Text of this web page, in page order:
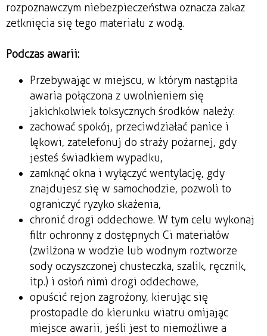
rozpoznawczym niebezpieczeństwa oznacza zakaz
zetknięcia się tego materiału z wodą.
Podczas awarii:
Przebywając w miejscu, w którym nastąpiła
awaria połączona z uwolnieniem się
jakichkolwiek toksycznych środków należy:
zachować spokój, przeciwdziałać panice i
lękowi, zatelefonuj do straży pożarnej, gdy
jesteś świadkiem wypadku,
zamknąć okna i wyłączyć wentylację, gdy
znajdujesz się w samochodzie, pozwoli to
ograniczyć ryzyko skażenia,
chronić drogi oddechowe. W tym celu wykonaj
filtr ochronny z dostępnych Ci materiałów
(zwilżona w wodzie lub wodnym roztworze
sody oczyszczonej chusteczka, szalik, ręcznik,
itp.) i osłoń nimi drogi oddechowe,
opuścić rejon zagrożony, kierując się
prostopadle do kierunku wiatru omijając
miejsce awarii, jeśli jest to niemożliwe a